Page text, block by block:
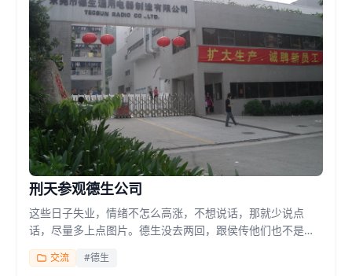
刑天参观德生公司
这些日子失业，情绪不怎么高涨，不想说话，那就少说点
话，尽量多上点图片。德生没去两回，跟侯传他们也不是很
熟悉，为了说明俺也算”资深“爱好者，提到了广谈名人bit,...
交流 #德生